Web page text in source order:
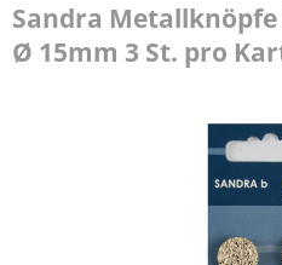
Sandra Metallknöpfe
Ø 15mm 3 St. pro